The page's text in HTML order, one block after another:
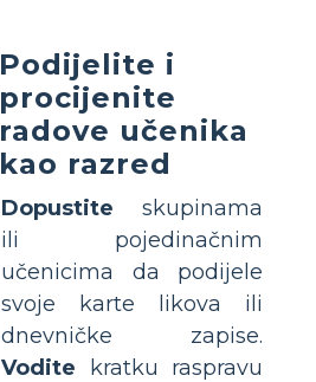
Podijelite i
procijenite
radove učenika
kao razred
Dopustite skupinama
ili pojedinačnim
učenicima da podijele
svoje karte likova ili
dnevničke zapise.
Vodite kratku raspravu